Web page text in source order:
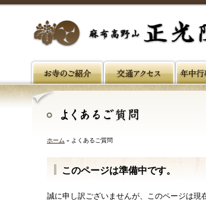
ホーム » よくあるご質問
このページは準備中です。
誠に申し訳ございませんが、このページは現